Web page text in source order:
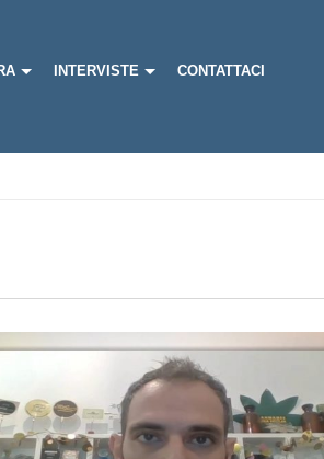
INTERVISTE CONTATTACI